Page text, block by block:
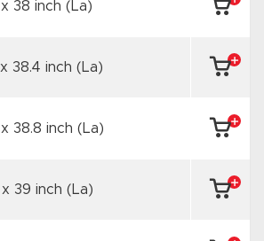
x 38 inch (La)
x 38.4 inch (La)
x 38.8 inch (La)
x 39 inch (La)